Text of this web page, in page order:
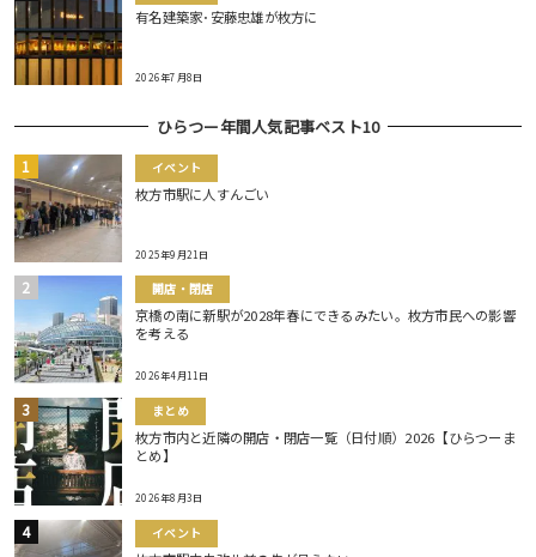
有名建築家･安藤忠雄が枚方に
2026年7月8日
ひらつー年間人気記事ベスト10
イベント
枚方市駅に人すんごい
2025年9月21日
開店・閉店
京橋の南に新駅が2028年春にできるみたい。枚方市民への影響
を考える
2026年4月11日
まとめ
枚方市内と近隣の開店・閉店一覧（日付順）2026【ひらつーま
とめ】
2026年8月3日
イベント